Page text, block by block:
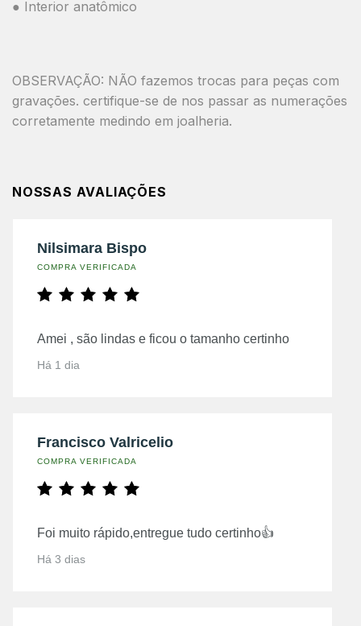
● Interior anatômico
OBSERVAÇÃO: NÃO fazemos trocas para peças com
gravações. certifique-se de nos passar as numerações
corretamente medindo em joalheria.
NOSSAS AVALIAÇÕES
Nilsimara Bispo
COMPRA VERIFICADA
Amei , são lindas e ficou o tamanho certinho
Há 1 dia
Francisco Valricelio
COMPRA VERIFICADA
Foi muito rápido,entregue tudo certinho👍
Há 3 dias